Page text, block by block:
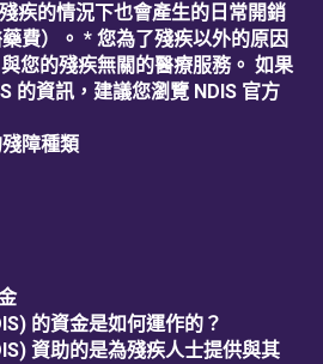
疾的情況下也會產生的日常開銷
藥費）。 * 您為了殘疾以外的原因
您的殘疾無關的醫療服務。 如果
的資訊，建議您瀏覽 NDIS 官方
障種類
的資金是如何運作的？
資助的是為殘疾人士提供與其